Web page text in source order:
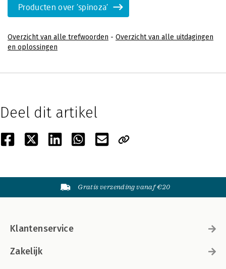
Producten over 'spinoza'
Overzicht van alle trefwoorden - Overzicht van alle uitdagingen
en oplossingen
Deel dit artikel
Gratis verzending vanaf €20
Klantenservice
Zakelijk